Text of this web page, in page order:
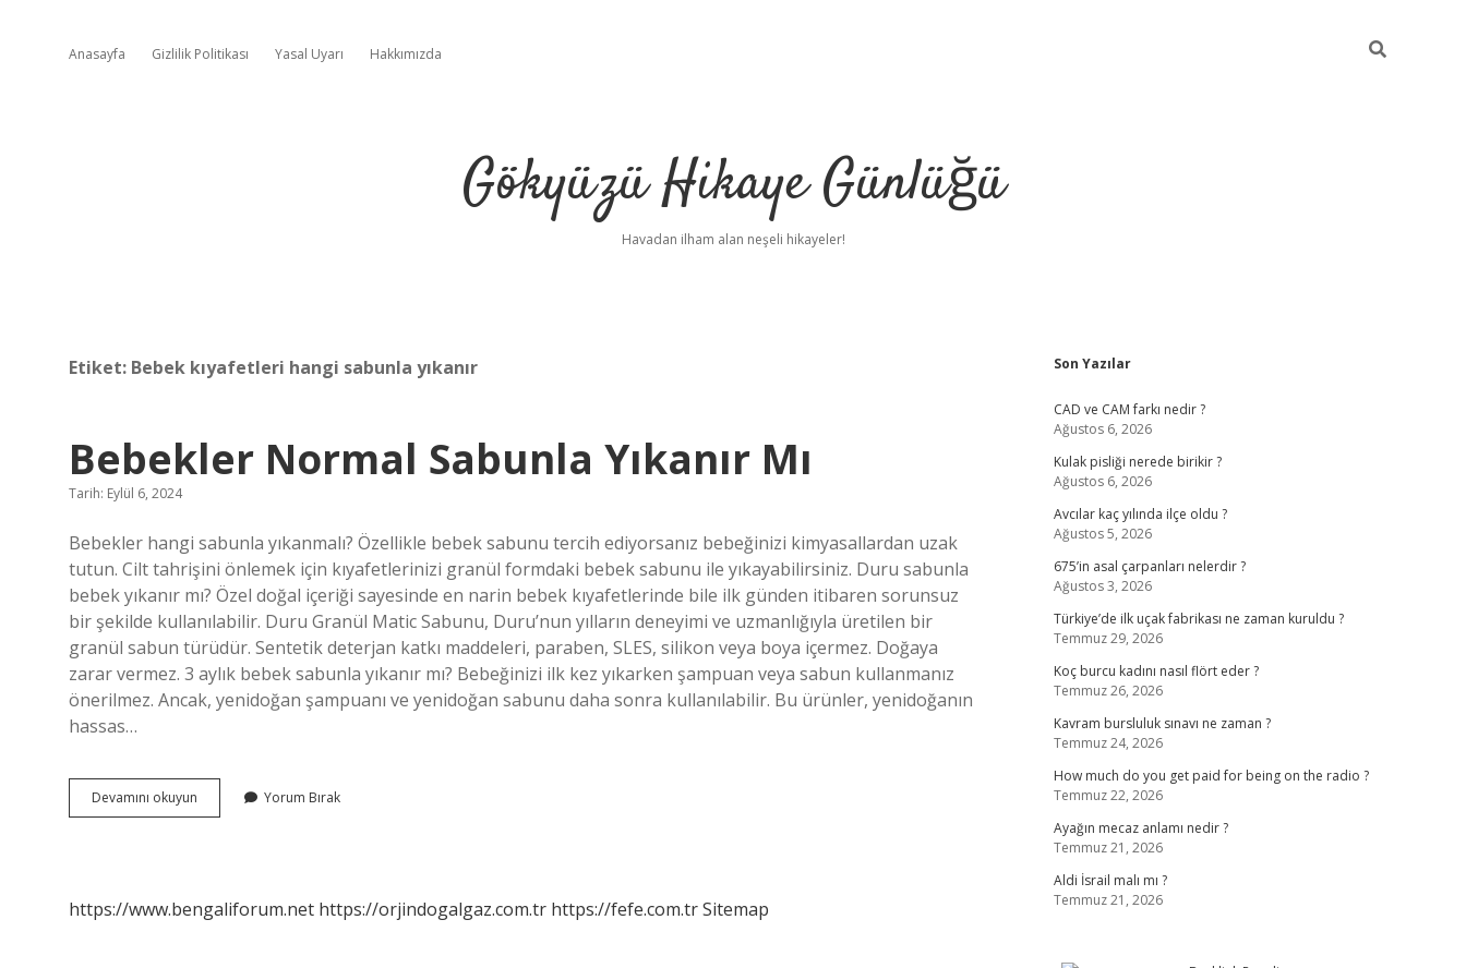
Anasayfa Gizlilik Politikası Yasal Uyarı Hakkımızda
Gökyüzü Hikaye Günlüğü
Havadan ilham alan neşeli hikayeler!
Etiket: Bebek kıyafetleri hangi sabunla yıkanır
Bebekler Normal Sabunla Yıkanır Mı
Tarih: Eylül 6, 2024
Bebekler hangi sabunla yıkanmalı? Özellikle bebek sabunu tercih ediyorsanız bebeğinizi kimyasallardan uzak
tutun. Cilt tahrişini önlemek için kıyafetlerinizi granül formdaki bebek sabunu ile yıkayabilirsiniz. Duru sabunla
bebek yıkanır mı? Özel doğal içeriği sayesinde en narin bebek kıyafetlerinde bile ilk günden itibaren sorunsuz
bir şekilde kullanılabilir. Duru Granül Matic Sabunu, Duru’nun yılların deneyimi ve uzmanlığıyla üretilen bir
granül sabun türüdür. Sentetik deterjan katkı maddeleri, paraben, SLES, silikon veya boya içermez. Doğaya
zarar vermez. 3 aylık bebek sabunla yıkanır mı? Bebeğinizi ilk kez yıkarken şampuan veya sabun kullanmanız
önerilmez. Ancak, yenidoğan şampuanı ve yenidoğan sabunu daha sonra kullanılabilir. Bu ürünler, yenidoğanın
hassas…
Devamını okuyun Bebekler
Normal
Yorum Bırak
https://www.bengaliforum.net https://orjindogalgaz.com.tr https://fefe.com.trSitemap
Sidebar
Son Yazılar
CAD ve CAM farkı nedir ?
Ağustos 6, 2026
Kulak pisliği nerede birikir ?
Ağustos 6, 2026
Avcılar kaç yılında ilçe oldu ?
Ağustos 5, 2026
675’in asal çarpanları nelerdir ?
Ağustos 3, 2026
Türkiye’de ilk uçak fabrikası ne zaman kuruldu ?
Temmuz 29, 2026
Koç burcu kadını nasıl flört eder ?
Temmuz 26, 2026
Kavram bursluluk sınavı ne zaman ?
Temmuz 24, 2026
How much do you get paid for being on the radio ?
Temmuz 22, 2026
Ayağın mecaz anlamı nedir ?
Temmuz 21, 2026
Aldi İsrail malı mı ?
Temmuz 21, 2026